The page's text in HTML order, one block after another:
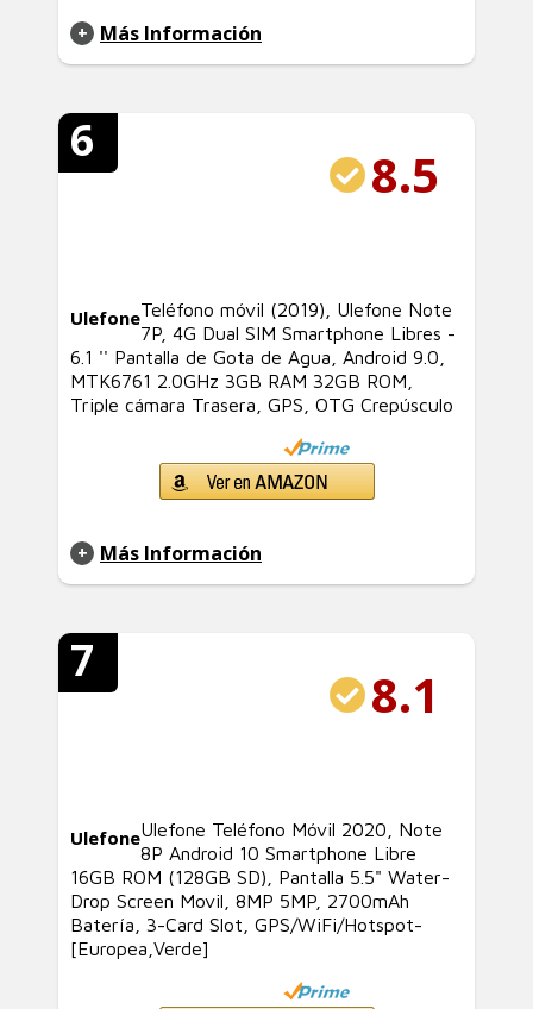
Más Información
6
8.5
UlefoneTeléfono móvil (2019), Ulefone Note
7P, 4G Dual SIM Smartphone Libres -
6.1 '' Pantalla de Gota de Agua, Android 9.0,
MTK6761 2.0GHz 3GB RAM 32GB ROM,
Triple cámara Trasera, GPS, OTG Crepúsculo
Más Información
7
8.1
UlefoneUlefone Teléfono Móvil 2020, Note
8P Android 10 Smartphone Libre
16GB ROM (128GB SD), Pantalla 5.5" Water-
Drop Screen Movil, 8MP 5MP, 2700mAh
Batería, 3-Card Slot, GPS/WiFi/Hotspot-
[Europea,Verde]